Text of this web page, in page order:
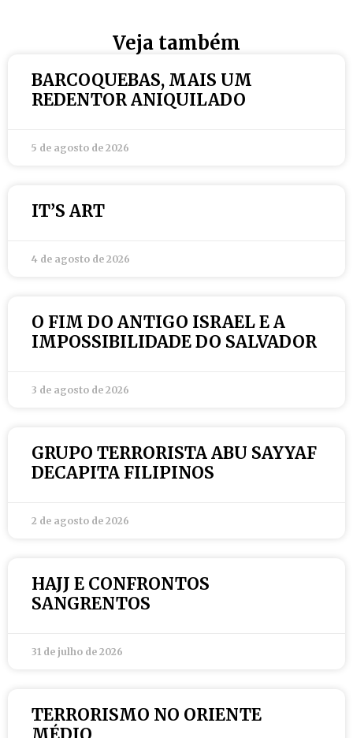
Veja também
BARCOQUEBAS, MAIS UM
REDENTOR ANIQUILADO
5 de agosto de 2026
IT’S ART
4 de agosto de 2026
O FIM DO ANTIGO ISRAEL E A
IMPOSSIBILIDADE DO SALVADOR
3 de agosto de 2026
GRUPO TERRORISTA ABU SAYYAF
DECAPITA FILIPINOS
2 de agosto de 2026
HAJJ E CONFRONTOS
SANGRENTOS
31 de julho de 2026
TERRORISMO NO ORIENTE